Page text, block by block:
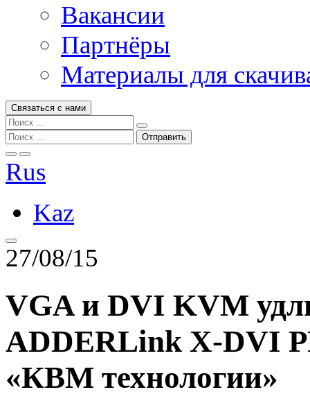
Вакансии
Партнёры
Материалы для
Связаться с нами
Rus
Kaz
27/08/15
VGA и DVI KVM
ADDERLink X-DVI
«КВМ технологии»